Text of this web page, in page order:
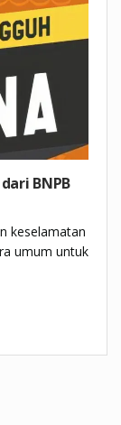
BNPB
keselamatan
umum untuk